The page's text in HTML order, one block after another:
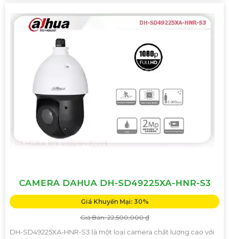
CAMERA DAHUA DH-SD49225XA-HNR-S3
Giá Khuyến Mại: 30%
Giá Bán: 22,500,000 ₫
DH-SD49225XA-HNR-S3 là một loại camera chất lượng cao với